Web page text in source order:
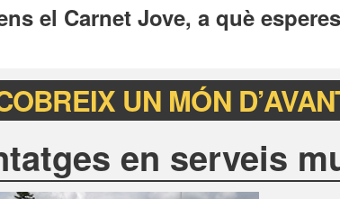
el Carnet Jove, a què
UN MÓN
en serveis